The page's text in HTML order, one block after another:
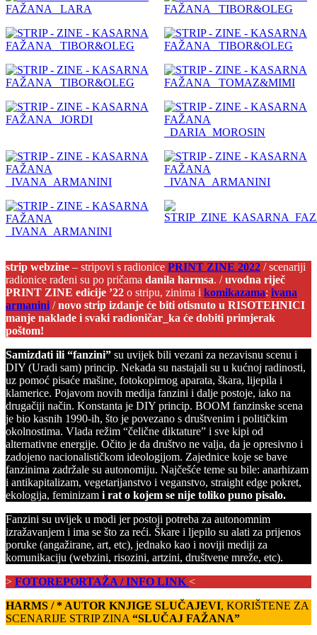
strip webzine – stripovi s radionice PRINT ZINE 2022 / scenariji
radionice rađeni su po pričama danila harmsa. /uvodna riječ
PRINT ZINE edicije ’22 o stripu, zinima i komikazama: ivana
armanini /novo strip izdanje će biti otisnuto u RISOTEHNICI
manje naklade i svaki radioničar_ka će dobiti primjerak
poštom!
Samizdati ili “fanzini” su uvijek bili vezani za nezavisnu scenu i
DIY (Uradi sam) princip. Nekada su nastajali su u kućnoj radinosti,
uz pomoć pisaće mašine, fotokopirnog aparata, škara, lijepila i
klamerice. Pojavom novih medija fanzini i dalje postoje, iako na
drugačiji način. Konstanta je DIY princip. BOOM fanzinske scena
je bio kasnih 1990-ih, što je povezano s društvenim i političkim
okolnostima. Vlada režim “čelične diktature” i sve kipi od
alternativne energije. Očito je da društvo ne valja, da je opresivno i
zadojeno nacionalističkom ideologijom. Zajednice koje se bave
fanzinima zadržale su autonomiju. Najčešće teme su bile: anarhizam
i antikapitalizam, vegetarijanstvo i veganstvo, straight edge pokret,
ekologija, feminizam i rat o kojem se nije toliko puno pisalo.
Fanzini su uvijek u modi jer postoji potreba za autonomnim
izražavanjem i ima se što za reći. Škare i ljepilo su alati za prijenos
poruke (angažirane, art, etc), jednako kao i noviji mediji za
komunikaciju (webzini, risozini, artzini, društvene mreže, etc).
> FOTOREPORTAŽA / INFO LINK <
HARMS / * AUTOR KNJIGE SLUČAJEVI, KORIŠTENE ZA
SCENARIJE STRIP ZINA “SLUČAJ FAŽANA”